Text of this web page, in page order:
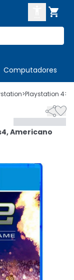

Computadores
>Playstation 4>

Americano